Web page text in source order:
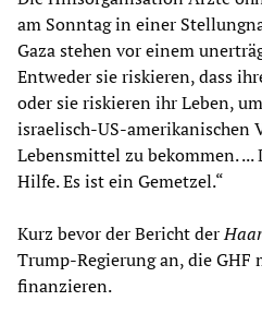
am Sonntag in einer
Gaza stehen vor einem
Entweder sie riskieren, dass
oder sie riskieren ihr Leben,
israelisch-US-amerikanischen
Lebensmittel zu bekommen.
Hilfe. Es ist ein Gemetzel.“
Kurz bevor der Bericht der
Trump-Regierung an, die
finanzieren.